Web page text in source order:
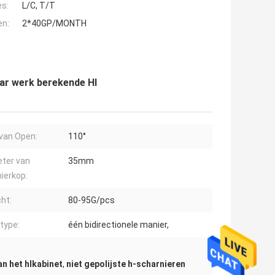
L/C, T/T
2*40GP/MONTH
werk berekende Hl
Open: 110°
van
35mm
80-95G/pcs
één bidirectionele manier,
het hlkabinet, niet gepolijste h-scharnieren